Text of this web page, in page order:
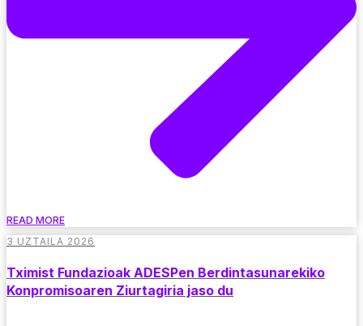
READ MORE
3 UZTAILA 2026
Tximist Fundazioak ADESPen Berdintasunarekiko
Konpromisoaren Ziurtagiria jaso du